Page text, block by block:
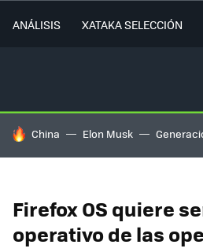
ANÁLISIS XATAKA SELECCIÓN
HOY SE HABLA DE
China Elon Musk
Firefox OS quiere
operativo de las